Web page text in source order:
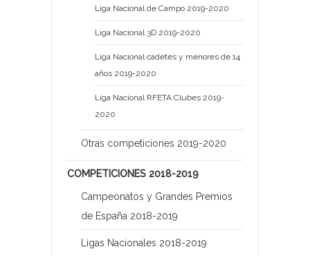
Liga Nacional de Campo 2019-2020
Liga Nacional 3D 2019-2020
Liga Nacional cadetes y menores de 14
años 2019-2020
Liga Nacional RFETA Clubes 2019-
2020
Otras competiciones 2019-2020
COMPETICIONES 2018-2019
Campeonatos y Grandes Premios
de España 2018-2019
Ligas Nacionales 2018-2019